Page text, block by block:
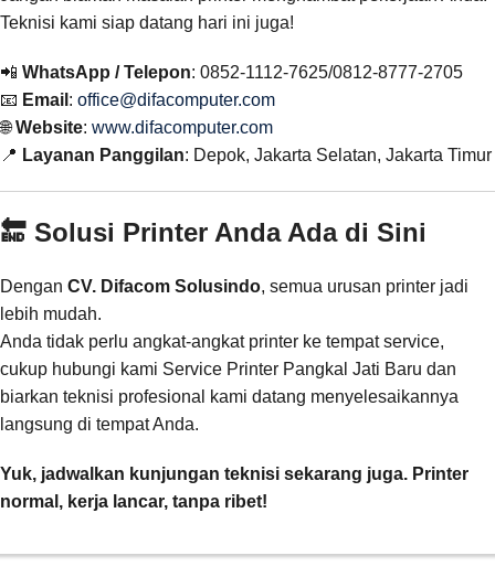
Teknisi kami siap datang hari ini juga!
📲 WhatsApp / Telepon: 0852-1112-7625/0812-8777-2705
📧 Email : office@difacomputer.com
🌐Website: www.difacomputer.com
📍 Layanan Panggilan: Depok, Jakarta Selatan, Jakarta Timur
🔚 Solusi Printer Anda Ada di Sini
Dengan CV. Difacom Solusindo, semua urusan printer jadi
lebih mudah.
Anda tidak perlu angkat-angkat printer ke tempat service,
cukup hubungi kami Service Printer Pangkal Jati Baru dan
biarkan teknisi profesional kami datang menyelesaikannya
langsung di tempat Anda.
Yuk, jadwalkan kunjungan teknisi sekarang juga. Printer
normal, kerja lancar, tanpa ribet!